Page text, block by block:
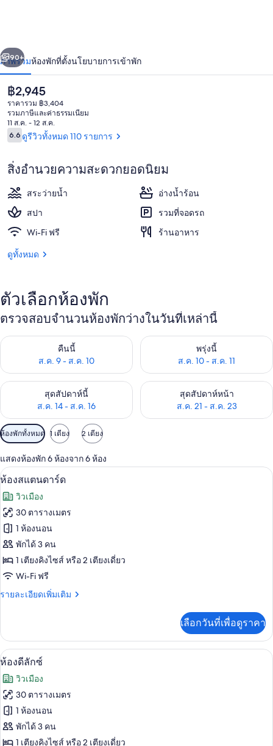
สระว่ายน้ำในร่ม
า
ถัดไป
90+
ภาพรวมห้องพักที่ตั้งนโยบายการเข้าพัก
ราคา
ปัจจุบัน
฿2,945
฿2,945
ราคารวม ฿3,404
รวมภาษีและค่าธรรมเนียม
11 ส.ค. - 12 ส.ค.
รีวิว
6.66.6 จาก 10
ดูรีวิวทั้งหมด 110 รายการ
สิ่งอำนวยความสะดวกยอดนิยม
สระว่ายน้ำ
อ่างน้ำร้อน
สปา
รวมที่จอดรถ
Wi-Fi ฟรี
ร้านอาหาร
ดูทั้งหมด
ตัวเลือกห้องพัก
ตรวจสอบจำนวนห้องพักว่างในวันที่เหล่านี้
คืนนี้
ส.ค. 9 - ส.ค. 10
ตรวจสอบจำนวนห้องพักว่างในคืนนี้ ส.ค. 9 - ส.ค. 10
พรุ่งนี้
ส.ค. 10 - ส.ค. 11
ตรวจสอบจำนวนห้องพักว่างใน
สุดสัปดาห์นี้
ส.ค. 14 - ส.ค. 16
ตรวจสอบจำนวนห้องพักว่างในสุดสัปดาห์นี้ ส.ค. 14 - ส.ค. 16
สุดสัปดาห์หน้า
ส.ค. 21 - ส.ค. 23
ตรวจสอบจำนวนห้องพักว่างใน
ตัว
กรอง
ที่
มี
ให้
สำหรับ
ห้อง
พัก
ห้องพักทั้งหมด 1 เตียง 2 เตียง
แสดงห้องพัก 6 ห้องจาก 6 ห้อง
เปิด
ภาพถ่าย
ทั้งหมด
ของ
ห้อง
สแตนดาร์ด
ห้องสแตนดาร์ด | มินิบาร์, ตู้นิรภัยในห้
25
ห้องสแตนดาร์ด
วิวเมือง
30 ตารางเมตร
1 ห้องนอน
พักได้ 3 คน
1 เตียงคิงไซส์ หรือ 2 เตียงเดี่ยว
Wi-Fi ฟรี
รายละเอียดเพิ่มเติม
ราย
เกี่ยว
กับ
ห้อง
เลือกวันที่เพื่อดูราคา
เปิด
ภาพถ่าย
ทั้งหมด
ของ
ห้อง
ห้องดีลักซ์ | มินิบาร์, ตู้นิรภัยในห้องพัก,
13
ห้องดีลักซ์
วิวเมือง
30 ตารางเมตร
1 ห้องนอน
พักได้ 3 คน
1 เตียงคิงไซส์ หรือ 2 เตียงเดี่ยว